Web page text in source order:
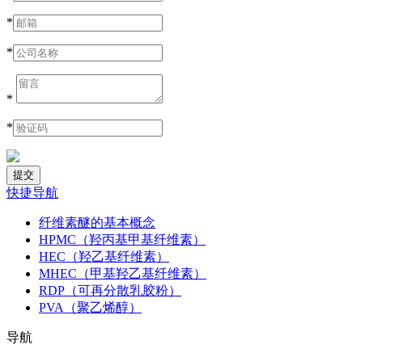
*
*
*
*
快捷导航
纤维素醚的基本概念
HPMC（羟丙基甲基纤维素）
HEC（羟乙基纤维素）
MHEC（甲基羟乙基纤维素）
RDP（可再分散乳胶粉）
PVA（聚乙烯醇）
导航